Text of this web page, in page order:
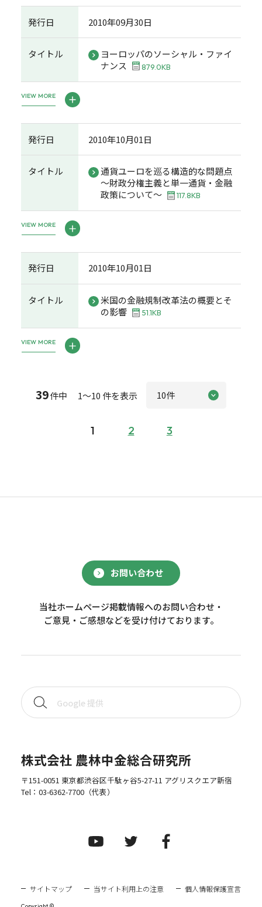
発行日 2010年09月30日
タイトル
ヨーロッパのソーシャル・ファイ
ナンス
879.0KB
VIEW MORE
発行日 2010年10月01日
タイトル
通貨ユーロを巡る構造的な問題点
～財政分権主義と単一通貨・金融
政策について～
117.8KB
VIEW MORE
発行日 2010年10月01日
タイトル
米国の金融規制改革法の概要とそ
の影響
51.1KB
VIEW MORE
39件中 1～10 件を表示
1 2 3
お問い合わせ
当社ホームページ掲載情報へのお問い合わせ・
ご意見・ご感想などを受け付けております。
株式会社 農林中金総合研究所
〒151-0051 東京都渋谷区千駄ヶ谷5-27-11 アグリスクエア新宿
Tel： 03-6362-7700（代表）
サイトマップ 当サイト利用上の注意 個人情報保護宣言